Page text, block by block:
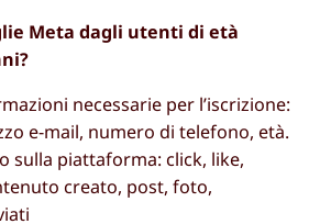
Meta dagli utenti di età
necessarie per l’iscrizione:
e-mail, numero di telefono, età.
sulla piattaforma: click, like,
creato, post, foto,